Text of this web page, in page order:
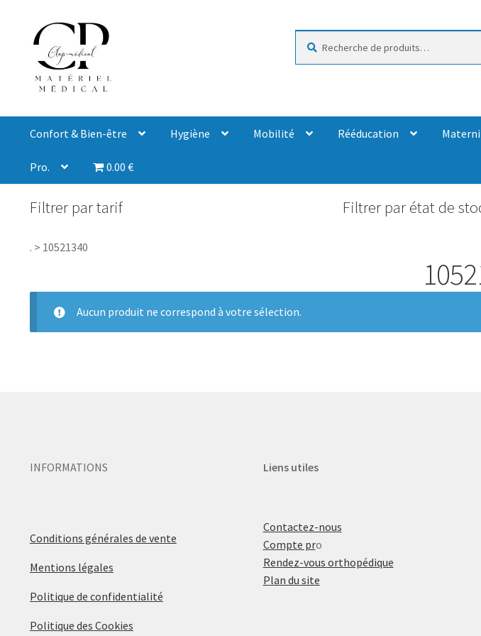
Confort & Bien-être Hygiène Mobilité Rééducation
Pro. 0.00 €
Filtrer par tarif Filtrer par état de
. > 10521340
Aucun produit ne correspond à votre sélection.
INFORMATIONS
Conditions générales de vente
Mentions légales
Politique de confidentialité
Politique des Cookies
Liens utiles
Contactez-nous
Compte pro
Rendez-vous orthopédique
Plan du site